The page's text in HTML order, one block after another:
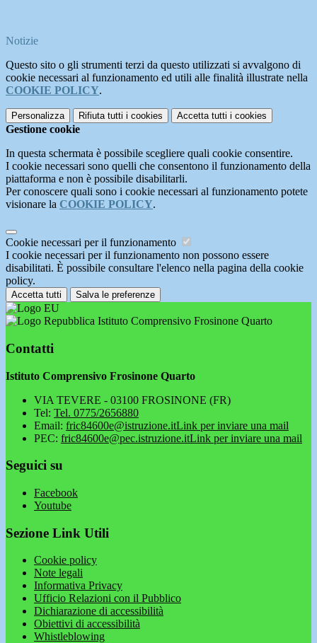
Notizie
Questo sito o gli strumenti terzi da questo utilizzati si avvalgono di
cookie necessari al funzionamento ed utili alle finalità illustrate nella
COOKIE POLICY.
Personalizza Rifiuta tutti i cookies Accetta tutti i cookies
Gestione cookie
In questa schermata è possibile scegliere quali cookie consentire.
I cookie necessari sono quelli che consentono il funzionamento della
piattaforma e non è possibile disabilitarli.
Per conoscere quali sono i cookie necessari al funzionamento potete
visionare la COOKIE POLICY.
Cookie necessari per il funzionamento
I cookie necessari per il funzionamento non possono essere
disabilitati. È possibile consultare l'elenco nella pagina della cookie
policy.
Accetta tutti Salva le preferenze
Istituto Comprensivo Frosinone Quarto
Contatti
Istituto Comprensivo Frosinone Quarto
VIA TEVERE - 03100 FROSINONE (FR)
Tel: Tel. 0775/2656880
Email: fric84600e@istruzione.itLink per inviare una mail
PEC: fric84600e@pec.istruzione.itLink per inviare una mail
Seguici su
Facebook
Youtube
Sezione Link Utili
Cookie policy
Note legali
Informativa Privacy
Ufficio Relazioni con il Pubblico
Dichiarazione di accessibilità
Obiettivi di accessibilità
Whistleblowing